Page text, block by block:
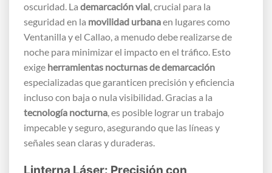
oscuridad. La demarcación vial, crucial para la
seguridad en la movilidad urbanaen lugares como
Ventanilla y el Callao, a menudo debe realizarse de
noche para minimizar el impacto en el tráfico. Esto
exige herramientas nocturnas de demarcación
especializadas que garanticen precisión y eficiencia
incluso con baja o nula visibilidad. Gracias a la
tecnología nocturna, es posible lograr un trabajo
impecable y seguro, asegurando que las líneas y
señales sean claras y duraderas.
Linterna Láser: Precisión con